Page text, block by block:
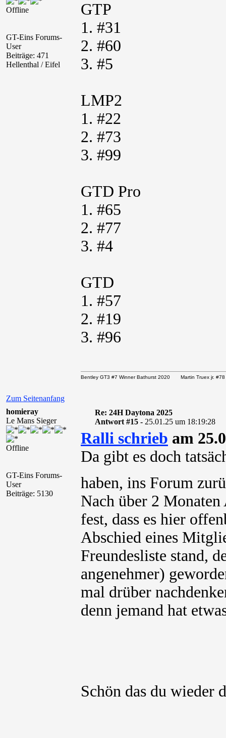
Offline
GT-Eins Forums-
User
Beiträge: 471
Hellenthal / Eifel
GTP
1. #31
2. #60
3. #5
LMP2
1. #22
2. #73
3. #99
GTD Pro
1. #65
2. #77
3. #4
GTD
1. #57
2. #19
3. #96
Zum Seitenanfang
Bentley GT3 #7 Winner Bathurst 2020 Martin Truex jr.
homieray
Le Mans Sieger
Offline
GT-Eins Forums-
User
Beiträge: 5130
Re: 24H Daytona 2025
Antwort #15 - 25.01.25 um 18:19:28
Ralli schrieb am
Da gibt es doch
haben, ins Forum
Nach über 2
fest, dass es hier
Abschied eines
Freundesliste stand,
angenehmer)
mal drüber
denn jemand hat
Schön das du wieder